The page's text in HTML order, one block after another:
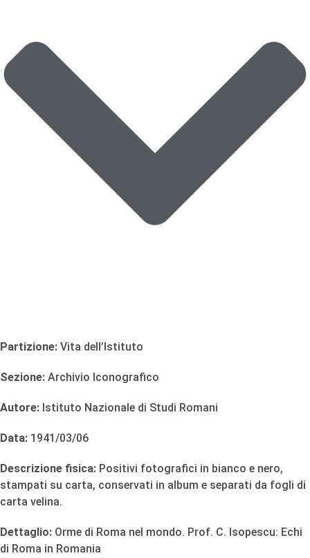
Partizione: Vita dell’Istituto
Sezione: Archivio Iconografico
Autore: Istituto Nazionale di Studi Romani
Data: 1941/03/06
Descrizione fisica: Positivi fotografici in bianco e nero,
stampati su carta, conservati in album e separati da fogli di
carta velina.
Dettaglio: Orme di Roma nel mondo. Prof. C. Isopescu: Echi
di Roma in Romania